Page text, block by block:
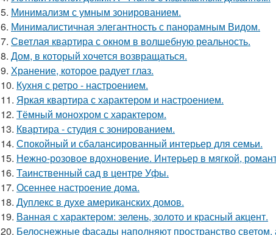
5. Минимализм с умным зонированием.
6. Минималистичная элегантность с панорамным Видом.
7. Светлая квартира с окном в волшебную реальность.
8. Дом, в который хочется возвращаться.
9. Хранение, которое радует глаз.
10. Кухня с ретро - настроением.
11. Яркая квартира с характером и настроением.
12. Тёмный монохром с характером.
13. Квартира - студия с зонированием.
14. Спокойный и сбалансированный интерьер для семьи.
15. Нежно-розовое вдохновение. Интерьер в мягкой,
16. Таинственный сад в центре Уфы.
17. Осеннее настроение дома.
18. Дуплекс в духе американских домов.
19. Ванная с характером: зелень, золото и красный акцент.
20. Белоснежные фасады наполняют пространство светом,